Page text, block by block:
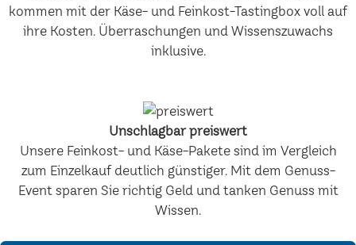
kommen mit der Käse- und Feinkost-Tastingbox voll auf
ihre Kosten. Überraschungen und Wissenszuwachs
inklusive.
Unschlagbar preiswert
Unsere Feinkost- und Käse-Pakete sind im Vergleich
zum Einzelkauf deutlich günstiger. Mit dem Genuss-
Event sparen Sie richtig Geld und tanken Genuss mit
Wissen.